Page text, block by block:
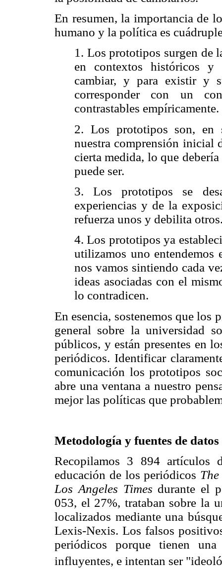
En resumen, la importancia de
humano y la política es
1. Los prototipos surgen de
en contextos históricos y
cambiar, y para existir y
corresponder con un
contrastables empíricamente.
2. Los prototipos son, en
nuestra comprensión inicial
cierta medida, lo que
puede ser.
3. Los prototipos se
experiencias y de la
refuerza unos y debilita
4. Los prototipos ya
utilizamos uno entendemos
nos vamos sintiendo cada
ideas asociadas con el
lo contradicen.
En esencia, sostenemos que los
general sobre la universidad
públicos, y están presentes en
periódicos. Identificar
comunicación los prototipos
abre una ventana a nuestro
mejor las políticas que
Metodología y fuentes de datos
Recopilamos 3 894 artículos
educación de los periódicos
Los Angeles Times durante el
053, el 27%, trataban sobre la
localizados mediante una
Lexis-Nexis. Los falsos
periódicos porque tienen
influyentes, e intentan ser